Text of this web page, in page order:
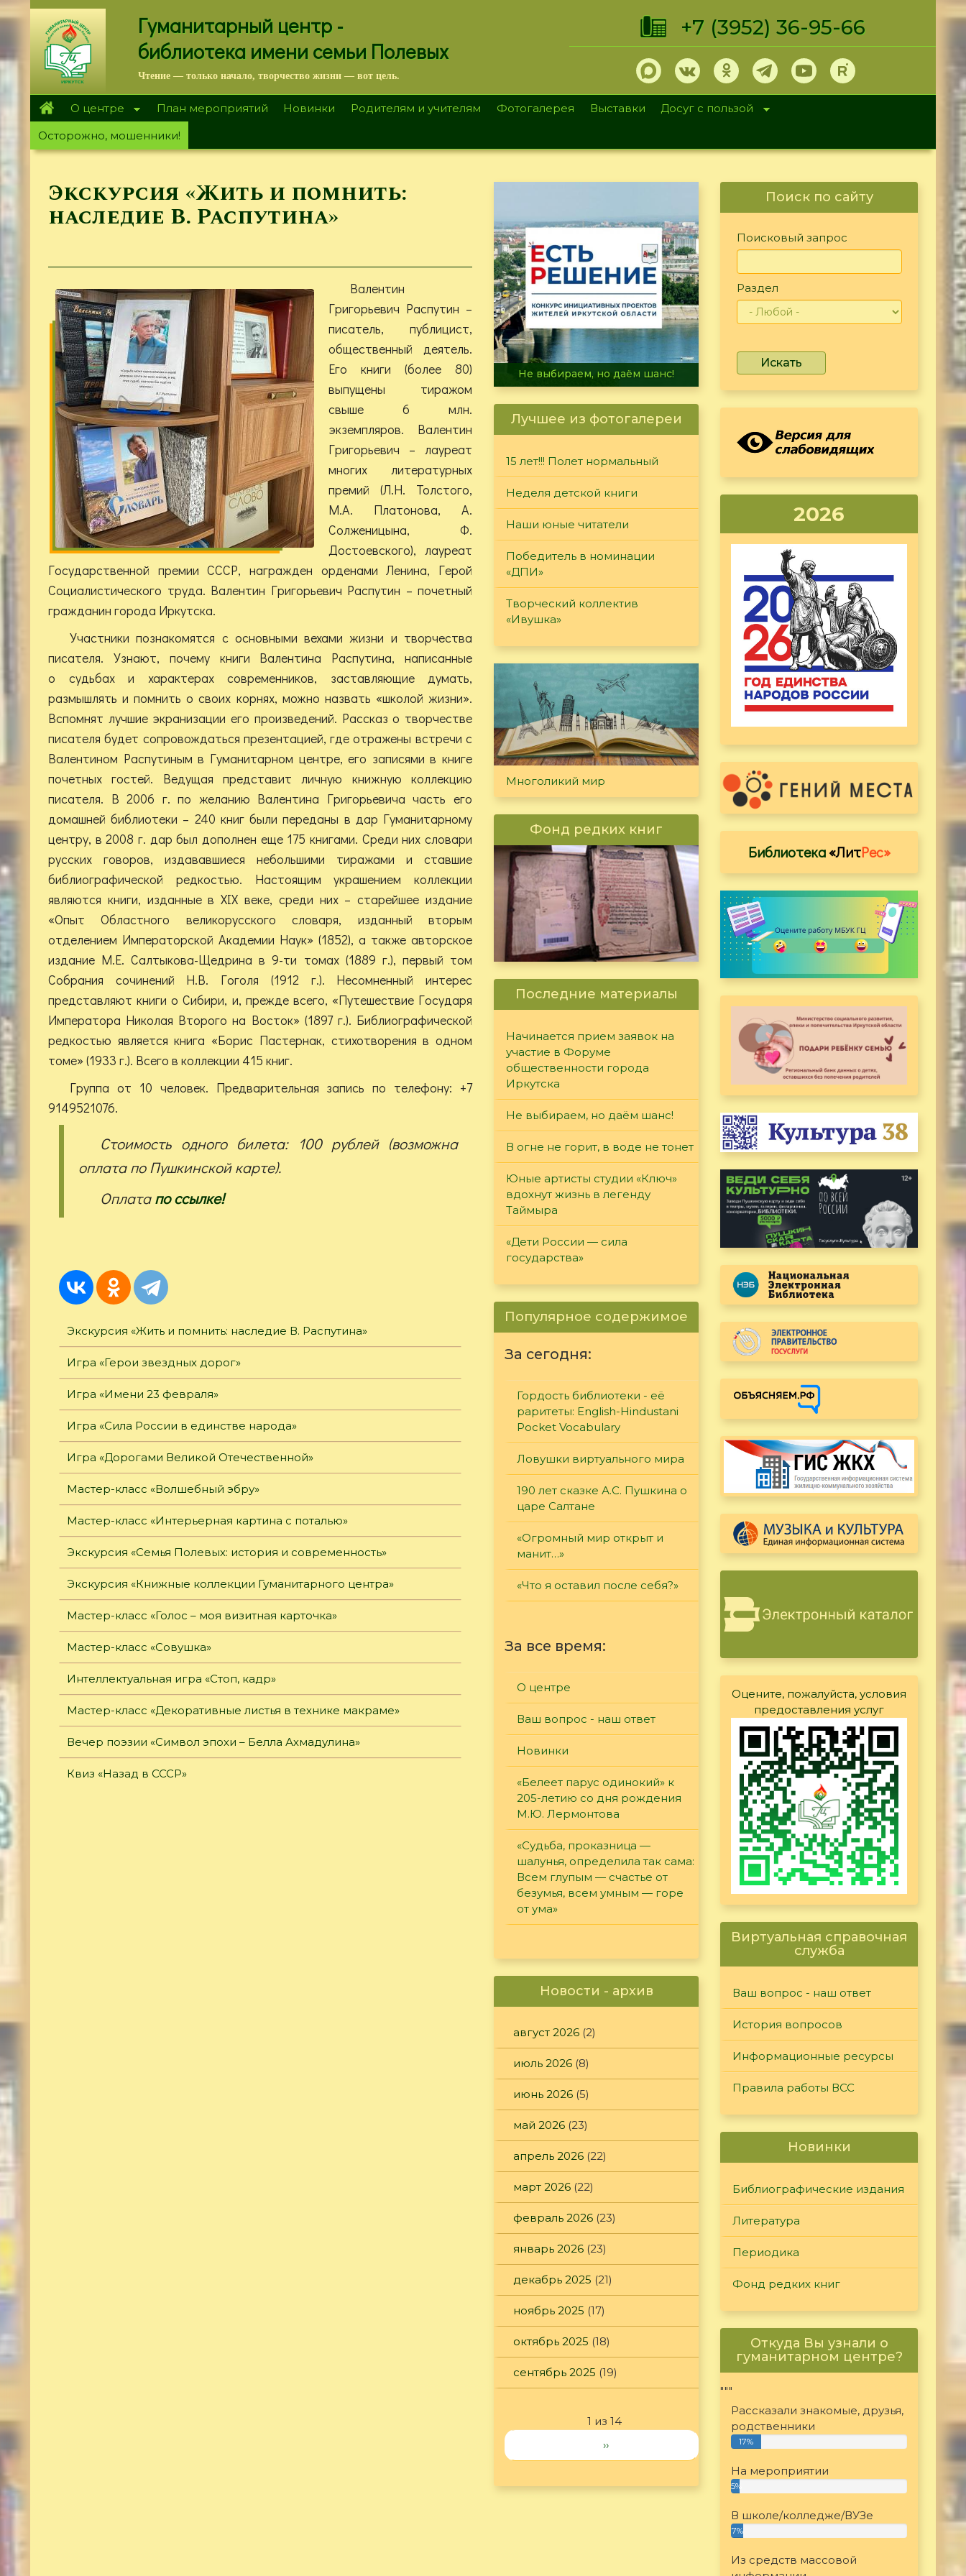
Перейти
к
основному
содержанию
Гуманитарный центр -
библиотека имени семьи Полевых
Чтение — только начало, творчество жизни — вот цель.
+7 (3952) 36-95-66
О центре План мероприятий Новинки Родителям и учителям Фотогалерея Выставки
Досуг с пользой
Осторожно, мошенники!
Экскурсия «Жить и помнить:
наследие В. Распутина»
Валентин
Григорьевич Распутин –
писатель, публицист,
общественный деятель.
Его книги (более 80)
выпущены тиражом
свыше 6 млн.
экземпляров. Валентин
Григорьевич – лауреат
многих литературных
премий (Л.Н. Толстого,
М.А. Платонова, А.
Солженицына, Ф.
Достоевского), лауреат
Государственной премии СССР, награжден орденами Ленина, Герой
Социалистического труда. Валентин Григорьевич Распутин – почетный
гражданин города Иркутска.
Участники познакомятся с основными вехами жизни и творчества
писателя. Узнают, почему книги Валентина Распутина, написанные
о судьбах и характерах современников, заставляющие думать,
размышлять и помнить о своих корнях, можно назвать «школой жизни».
Вспомнят лучшие экранизации его произведений. Рассказ о творчестве
писателя будет сопровождаться презентацией, где отражены встречи с
Валентином Распутиным в Гуманитарном центре, его записями в книге
почетных гостей. Ведущая представит личную книжную коллекцию
писателя. В 2006 г. по желанию Валентина Григорьевича часть его
домашней библиотеки – 240 книг были переданы в дар Гуманитарному
центру, в 2008 г. дар был дополнен еще 175 книгами. Среди них словари
русских говоров, издававшиеся небольшими тиражами и ставшие
библиографической редкостью. Настоящим украшением коллекции
являются книги, изданные в XIX веке, среди них – старейшее издание
«Опыт Областного великорусского словаря, изданный вторым
отделением Императорской Академии Наук» (1852), а также авторское
издание М.Е. Салтыкова-Щедрина в 9-ти томах (1889 г.), первый том
Собрания сочинений Н.В. Гоголя (1912 г.). Несомненный интерес
представляют книги о Сибири, и, прежде всего, «Путешествие Государя
Императора Николая Второго на Восток» (1897 г.). Библиографической
редкостью является книга «Борис Пастернак, стихотворения в одном
томе» (1933 г.). Всего в коллекции 415 книг.
Группа от 10 человек. Предварительная запись по телефону: +7
9149521076.
Стоимость одного билета: 100 рублей (возможна
оплата по Пушкинской карте).
Оплатапо ссылке!
Экскурсия «Жить и помнить: наследие В. Распутина»
Игра «Герои звездных дорог»
Игра «Имени 23 февраля»
Игра «Сила России в единстве народа»
Игра «Дорогами Великой Отечественной»
Мастер-класс «Волшебный эбру»
Мастер-класс «Интерьерная картина с поталью»
Экскурсия «Семья Полевых: история и современность»
Экскурсия «Книжные коллекции Гуманитарного центра»
Мастер-класс «Голос – моя визитная карточка»
Мастер-класс «Совушка»
Интеллектуальная игра «Стоп, кадр»
Мастер-класс «Декоративные листья в технике макраме»
Вечер поэзии «Символ эпохи – Белла Ахмадулина»
Квиз «Назад в СССР»
В огне не горит, в воде не тонет
Лучшее из фотогалереи
15 лет!!! Полет нормальный
Неделя детской книги
Наши юные читатели
Победитель в номинации
«ДПИ»
Творческий коллектив
«Ивушка»
Многоликий мир
Фонд редких книг
Последние материалы
Начинается прием заявок на
участие в Форуме
общественности города
Иркутска
Не выбираем, но даём шанс!
В огне не горит, в воде не тонет
Юные артисты студии «Ключ»
вдохнут жизнь в легенду
Таймыра
«Дети России — сила
государства»
Популярное содержимое
За сегодня:
Гордость библиотеки - её
раритеты: English-Hindustani
Pocket Vocabulary
Ловушки виртуального мира
190 лет сказке А.С. Пушкина о
царе Салтане
«Огромный мир открыт и
манит…»
«Что я оставил после себя?»
За все время:
О центре
Ваш вопрос - наш ответ
Новинки
«Белеет парус одинокий» к
205-летию со дня рождения
М.Ю. Лермонтова
«Судьба, проказница —
шалунья, определила так сама:
Всем глупым — счастье от
безумья, всем умным — горе
от ума»
Новости - архив
август 2026 (2)
июль 2026 (8)
июнь 2026 (5)
май 2026 (23)
апрель 2026 (22)
март 2026 (22)
февраль 2026 (23)
январь 2026 (23)
декабрь 2025 (21)
ноябрь 2025 (17)
октябрь 2025 (18)
сентябрь 2025 (19)
1 из 14
››
Поиск по сайту
Поисковый запрос
Раздел
Искать
2026
Библиотека«ЛитРес»
Оцените, пожалуйста, условия
предоставления услуг
Виртуальная справочная
служба
Ваш вопрос - наш ответ
История вопросов
Информационные ресурсы
Правила работы ВСС
Новинки
Библиографические издания
Литература
Периодика
Фонд редких книг
Откуда Вы узнали о
гуманитарном центре?
"""
Рассказали знакомые, друзья,
родственники
17%
На мероприятии
5%
В школе/колледже/ВУЗе
7%
Из средств массовой